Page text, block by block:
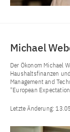
Michael
Der Ökonom Michael
Haushaltsfinanzen
Management and
"European
Letzte Änderung: